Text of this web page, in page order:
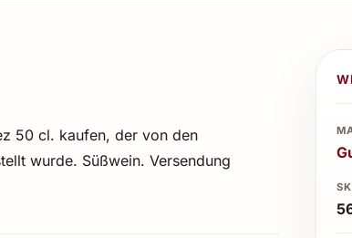
50 cl. kaufen, der von den
wurde. Süßwein. Versendung